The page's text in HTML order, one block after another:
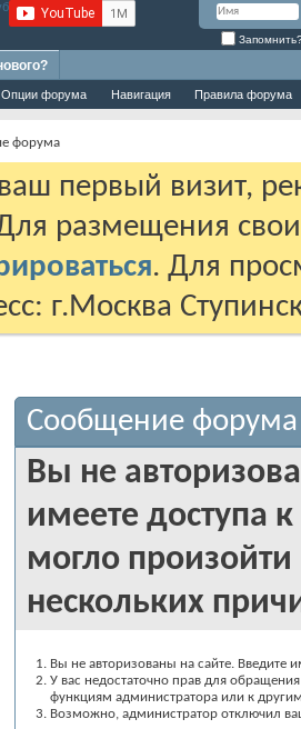
Опции форума Навигация Правила форума
форума
первый визит,
размещения
. Для
г.Москва
Сообщение форума
Вы не
имеете доступа
могло
нескольких
Вы не авторизованы на сайте. Введите
У вас недостаточно прав для
функциям администратора или к
Возможно, администратор отключил